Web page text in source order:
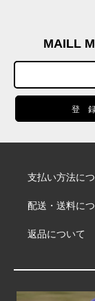
MAILL
支払い方法に
配送・送料に
返品について